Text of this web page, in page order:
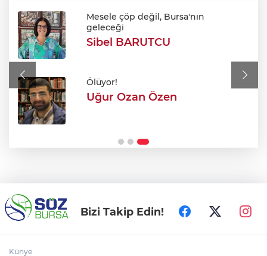
Alkol sonrası rahatsızlanan genç hayatını
kaybetti
güneşiyle gelen doğal probiyotik
Mesele çöp değil, Bursa'nın
geleceği
Sibel BARUTCU
Ölüyor!
Uğur Ozan Özen
Bizi Takip Edin!
Künye